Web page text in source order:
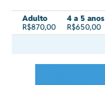
Adulto
R$870,00
4 a 5 anos
R$650,00